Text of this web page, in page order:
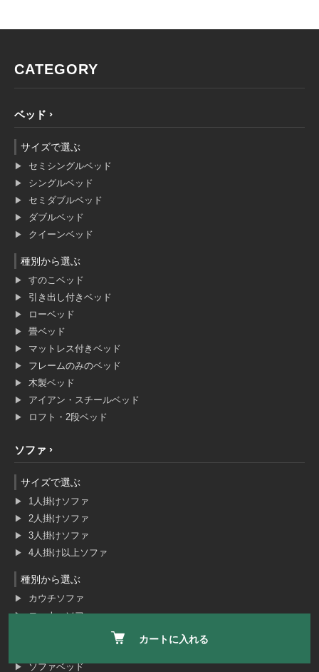
カートに入れる
CATEGORY
ベッド
サイズで選ぶ
セミシングルベッド
シングルベッド
セミダブルベッド
ダブルベッド
クイーンベッド
種別から選ぶ
すのこベッド
引き出し付きベッド
ローベッド
畳ベッド
マットレス付きベッド
フレームのみのベッド
木製ベッド
アイアン・スチールベッド
ロフト・2段ベッド
ソファ
サイズで選ぶ
1人掛けソファ
2人掛けソファ
3人掛けソファ
4人掛け以上ソファ
種別から選ぶ
カウチソファ
コーナーソファ
ソファベッド